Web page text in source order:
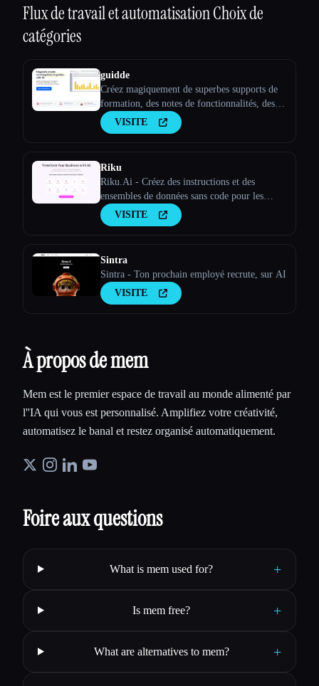
Flux de travail et automatisationChoix de
catégories
guidde
Créez magiquement de superbes supports de
formation, des notes de fonctionnalités, des
SOP, des guides d''intégration, des guides
pratiques, des FAQ avec l''IA.
VISITE
Riku
Riku.Ai - Créez des instructions et des
ensembles de données sans code pour les
modèles d''IA
VISITE
Sintra
Sintra - Ton prochain employé recrute, sur AI
VISITE
À propos de mem
Mem est le premier espace de travail au monde alimenté par
l''IA qui vous est personnalisé. Amplifiez votre créativité,
automatisez le banal et restez organisé automatiquement.
Foire aux questions
What is mem used for? +
Is mem free? +
What are alternatives to mem? +